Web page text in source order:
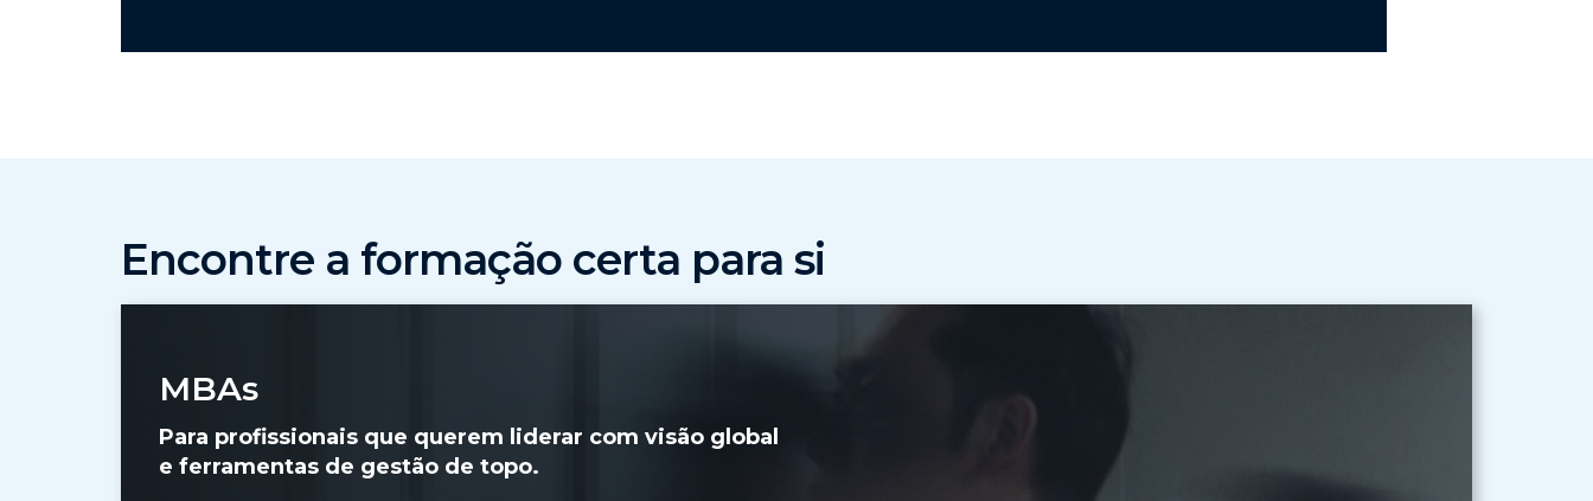
Encontre a formação certa para si
MBAs
Para profissionais que querem liderar com visão global
e ferramentas de gestão de topo.